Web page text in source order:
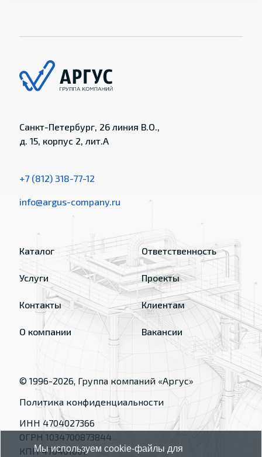
Санкт-Петербург, 26 линия В.О.,
д. 15, корпус 2, лит.А
+7 (812) 318-77-12
info@argus-company.ru
Каталог
Услуги
Контакты
О компании
Ответственность
Проекты
Клиентам
Вакансии
© 1996-2026, Группа компаний «Аргус»
Политика конфиденциальности
ИНН 4704027366
ОГРН 1034700873844
КПП 470401001
Мы используем cookie-файлы для